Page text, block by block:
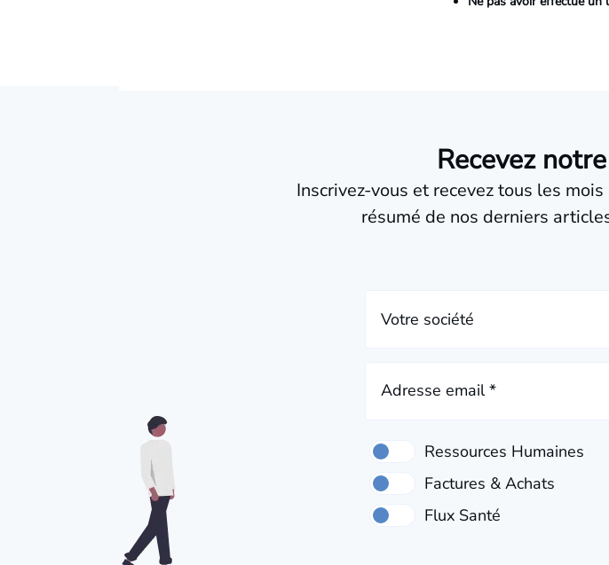
Recevez
Inscrivez-vous et recevez tous les
résumé de nos derniers
Votre société
Adresse email *